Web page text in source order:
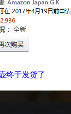
终于发货了